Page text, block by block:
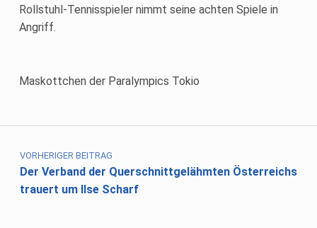
Rollstuhl-Tennisspieler nimmt seine achten Spiele in
Angriff.
Maskottchen der Paralympics Tokio
Beitragsnavigation
VORHERIGER BEITRAG
Der Verband der Querschnittgelähmten Österreichs
trauert um Ilse Scharf